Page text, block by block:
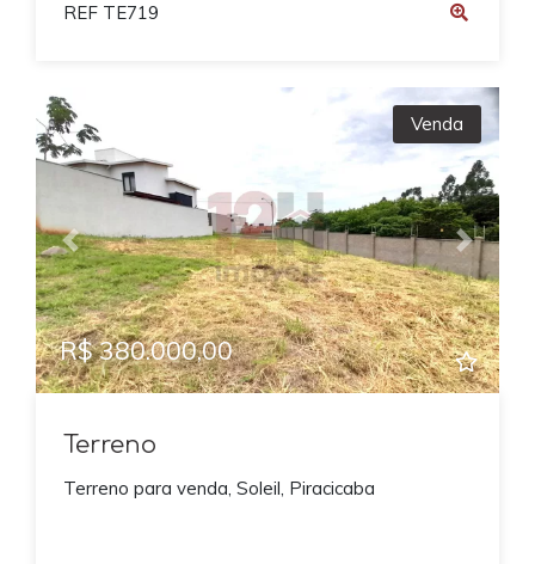
REF TE719
Previous Next
Venda
R$ 380.000,00
Terreno
Terreno para venda, Soleil, Piracicaba